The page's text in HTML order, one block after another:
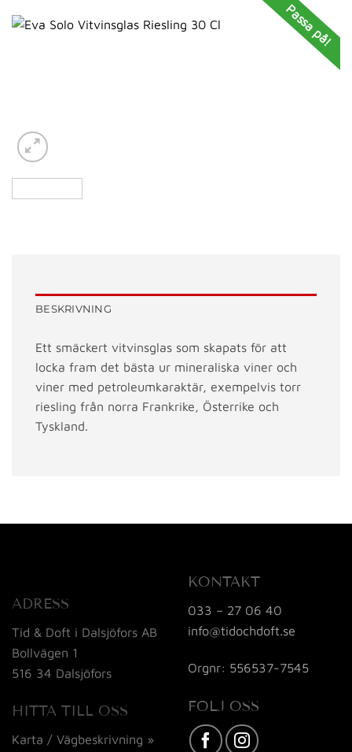
Passa på!
BESKRIVNING
Ett smäckert vitvinsglas som skapats för att
locka fram det bästa ur mineraliska viner och
viner med petroleumkaraktär, exempelvis torr
riesling från norra Frankrike, Österrike och
Tyskland.
ADRESS
Tid & Doft i Dalsjöfors AB
Bollvägen 1
516 34 Dalsjöfors
HITTA TILL OSS
Karta / Vägbeskrivning »
KONTAKT
033 – 27 06 40
info@tidochdoft.se
Orgnr: 556537-7545
FÖLJ OSS